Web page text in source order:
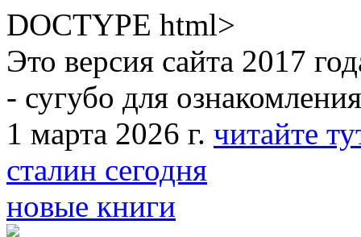
DOCTYPE html>
Это версия сайта 2017
- сугубо для
1 марта 2026 г. читайте
сталин сегодня
новые книги